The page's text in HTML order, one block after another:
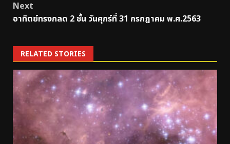
Next
อาทิตย์ทรงกลด 2 ชั้น วันศุกร์ที่ 31 กรกฎาคม พ.ศ.2563
RELATED STORIES